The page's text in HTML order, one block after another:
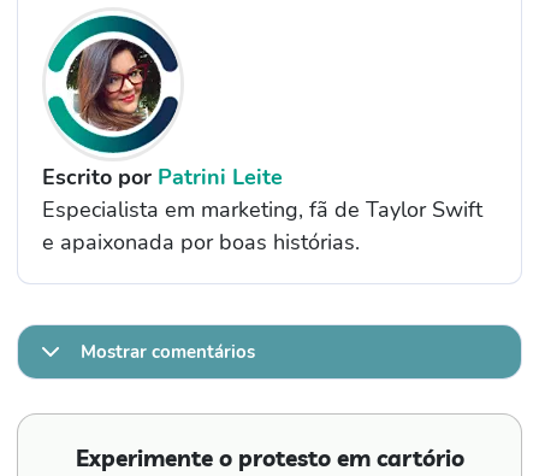
Escrito por Patrini Leite
Especialista em marketing, fã de Taylor Swift
e apaixonada por boas histórias.
Mostrar comentários
Experimente o protesto em cartório